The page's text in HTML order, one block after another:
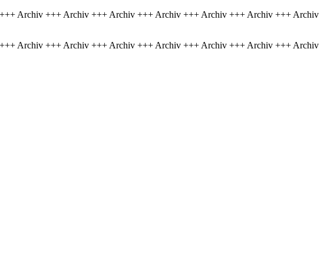
Archiv +++ Archiv +++ Archiv +++ Archiv +++ Archiv +++ Archiv +++ Archiv
Archiv +++ Archiv +++ Archiv +++ Archiv +++ Archiv +++ Archiv +++ Archiv